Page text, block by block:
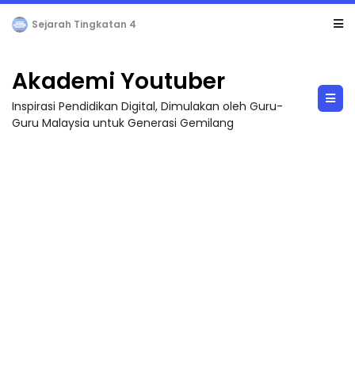
LIVE 🔴 [LIVE] PRINSIP PERAKAUNAN, BEDAH TUNTAS SOALAN 1 TRIAL OLEH CIKGU ...
Akademi Youtuber
Inspirasi Pendidikan Digital, Dimulakan oleh Guru-
Guru Malaysia untuk Generasi Gemilang